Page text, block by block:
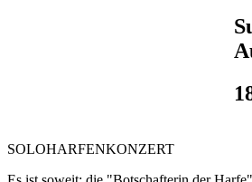
SOLOHARFENKONZERT